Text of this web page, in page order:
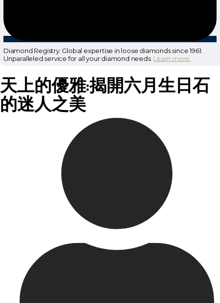
Diamond Registry: Global expertise in loose diamonds since 1961.
Unparalleled service for all your diamond needs. Learn more.
天上的優雅:揭開六月生日石
的迷人之美